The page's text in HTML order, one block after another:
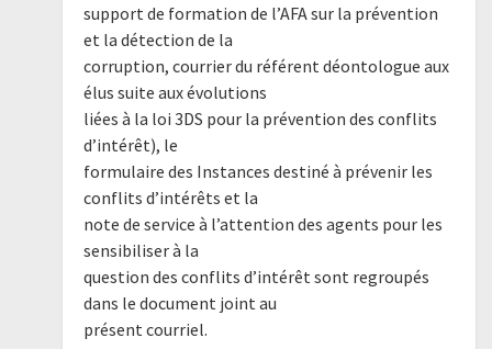
support de formation de l’AFA sur la prévention
et la détection de la
corruption, courrier du référent déontologue aux
élus suite aux évolutions
liées à la loi 3DS pour la prévention des conflits
d’intérêt), le
formulaire des Instances destiné à prévenir les
conflits d’intérêts et la
note de service à l’attention des agents pour les
sensibiliser à la
question des conflits d’intérêt sont regroupés
dans le document joint au
présent courriel.